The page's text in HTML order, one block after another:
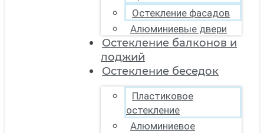
Остекление фасадов
Алюминиевые двери
Остекление балконов и
лоджий
Остекление беседок
Пластиковое
остекление
Алюминиевое